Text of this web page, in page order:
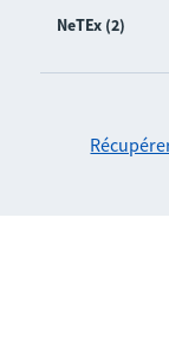
NeTEx (2)